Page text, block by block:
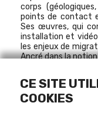
corps
points de contact
Ses œuvres, qui
installation et
les enjeux de
Ancré dans la
CE SITE
COOKIES